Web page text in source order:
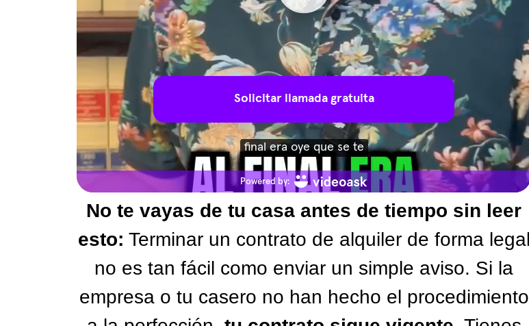
No te vayas de tu casa antes de tiempo sin leer
esto: Terminar un contrato de alquiler de forma legal
no es tan fácil como enviar un simple aviso. Si la
empresa o tu casero no han hecho el procedimiento